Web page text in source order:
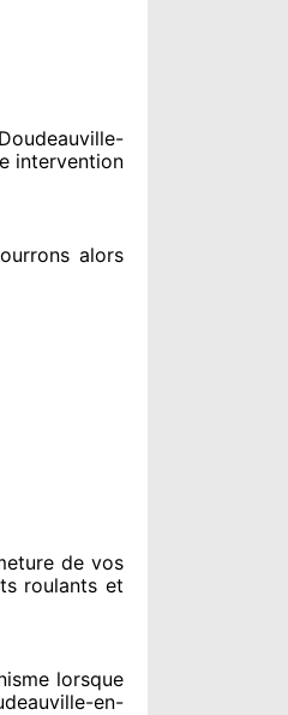
intervention
alors
de vos
roulants et
lorsque
en-